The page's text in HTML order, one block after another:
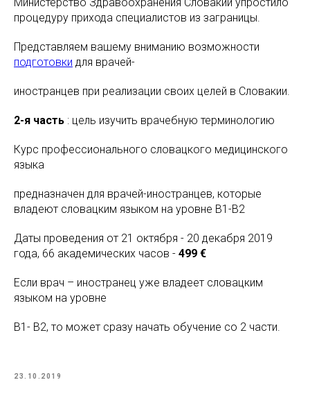
процедуру прихода специалистов из заграницы.
Представляем вашему вниманию возможности
подготовки для врачей-
иностранцев при реализации своих целей в Словакии.
2-я часть : цель изучить врачебную терминологию
Курс профессионального словацкого медицинского
языка
предназначен для врачей-иностранцев, которые
владеют словацким языком на уровне B1-B2
Даты проведения от 21 октября - 20 декабря 2019
года, 66 академических часов - 499 €
Если врач – иностранец уже владеет словацким
языком на уровне
B1- В2, то может сразу начать обучение со 2 части.
23.10.2019